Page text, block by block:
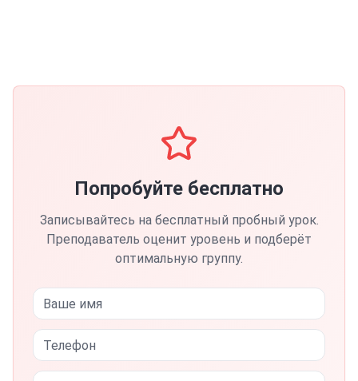
Попробуйте бесплатно
Записывайтесь на бесплатный пробный урок.
Преподаватель оценит уровень и подберёт
оптимальную группу.